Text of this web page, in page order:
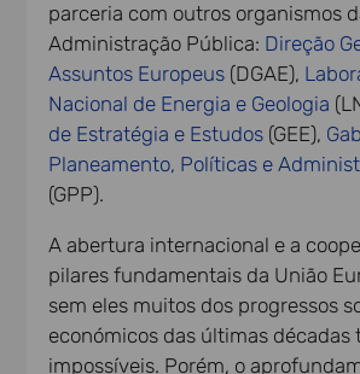
parceria com outros organismos
Administração Pública: Direção
Assuntos Europeus (DGAE),
Nacional de Energia e Geologia
de Estratégia e Estudos (GEE),
Planeamento, Políticas e
(GPP).
A abertura internacional e a
pilares fundamentais da União
sem eles muitos dos progressos
económicos das últimas décadas
impossíveis. Porém, o